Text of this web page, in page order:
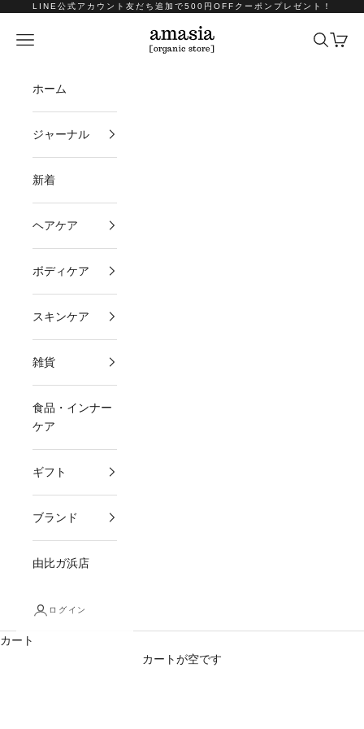
コンテンツへスキップ
LINE公式アカウント友だち追加で500円OFFクーポンプレゼント！
amasia organic store
メニュー 検索カート
ホーム
ジャーナル
新着
ヘアケア
ボディケア
スキンケア
雑貨
食品・インナー
ケア
ギフト
ブランド
由比ガ浜店
ログイン
カート
カートが空です